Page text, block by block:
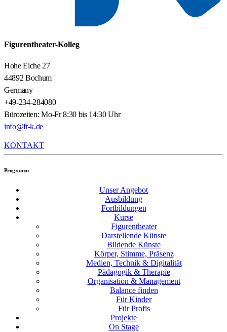
Figurentheater-Kolleg
Hohe Eiche 27
44892 Bochum
Germany
+49-234-284080
Bürozeiten: Mo-Fr 8:30 bis 14:30 Uhr
info@ft-k.de
KONTAKT
Programm
Unser Angebot
Ausbildung
Fortbildungen
Kurse
Figurentheater
Darstellende Künste
Bildende Künste
Körper, Stimme, Präsenz
Medien, Technik & Digitalität
Pädagogik & Therapie
Organisation & Management
Balance finden
Für Kinder
Für Profis
Projekte
On Stage